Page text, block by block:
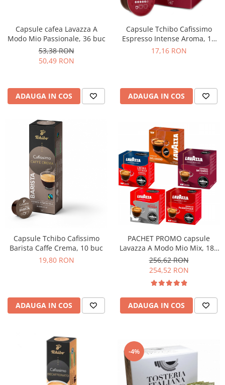
Capsule cafea Lavazza A
Modo Mio Passionale, 36 buc
53,38 RON
50,49 RON
ADAUGA IN COS
Capsule Tchibo Cafissimo
Espresso Intense Aroma, 10
buc
17,16 RON
ADAUGA IN COS
Capsule Tchibo Cafissimo
Barista Caffe Crema, 10 buc
19,80 RON
ADAUGA IN COS
PACHET PROMO capsule
Lavazza A Modo Mio Mix, 180
buc
256,62 RON
254,52 RON
ADAUGA IN COS
-4%